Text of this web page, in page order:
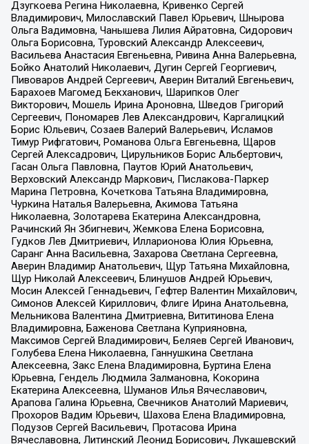
Дзугкоева Регина Николаевна, Кривенко Сергей
Владимирович, Милославский Павел Юрьевич, Шнырова
Ольга Вадимовна, Чанышева Лилия Айратовна, Сидорович
Ольга Борисовна, Туровский Александр Алексеевич,
Васильева Анастасия Евгеньевна, Ривина Анна Валерьевна,
Бойко Анатолий Николаевич, Дугин Сергей Георгиевич,
Пивоваров Андрей Сергеевич, Аверин Виталий Евгеньевич,
Барахоев Магомед Бекханович, Шарипков Олег
Викторович, Мошель Ирина Ароновна, Шведов Григорий
Сергеевич, Пономарев Лев Александрович, Каргалицкий
Борис Юльевич, Созаев Валерий Валерьевич, Исламов
Тимур Рифгатович, Романова Ольга Евгеньевна, Щаров
Сергей Алексадрович, Цирульников Борис Альбертович,
Гасан Ольга Павловна, Паутов Юрий Анатольевич,
Верховский Александр Маркович, Пислакова-Паркер
Марина Петровна, Кочеткова Татьяна Владимировна,
Чуркина Наталья Валерьевна, Акимова Татьяна
Николаевна, Золотарева Екатерина Александровна,
Рачинский Ян Збигневич, Жемкова Елена Борисовна,
Гудков Лев Дмитриевич, Илларионова Юлия Юрьевна,
Саранг Анна Васильевна, Захарова Светлана Сергеевна,
Аверин Владимир Анатольевич, Щур Татьяна Михайловна,
Щур Николай Алексеевич, Блинушов Андрей Юрьевич,
Мосин Алексей Геннадьевич, Гефтер Валентин Михайлович,
Симонов Алексей Кириллович, Флиге Ирина Анатольевна,
Мельникова Валентина Дмитриевна, Вититинова Елена
Владимировна, Баженова Светлана Куприяновна,
Максимов Сергей Владимирович, Беляев Сергей Иванович,
Голубева Елена Николаевна, Ганнушкина Светлана
Алексеевна, Закс Елена Владимировна, Буртина Елена
Юрьевна, Гендель Людмила Залмановна, Кокорина
Екатерина Алексеевна, Шуманов Илья Вячеславович,
Арапова Галина Юрьевна, Свечников Анатолий Мариевич,
Прохоров Вадим Юрьевич, Шахова Елена Владимировна,
Подузов Сергей Васильевич, Протасова Ирина
Вячеславовна, Литинский Леонид Борисович, Лукашевский